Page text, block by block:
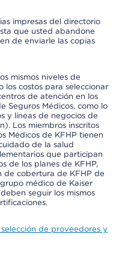
impresas del directorio
que usted abandone
de enviarle las copias
mismos niveles de
los costos para seleccionar
de atención en los
Seguros Médicos, como lo
y líneas de negocios de
Los miembros inscritos
Médicos de KFHP tienen
de la salud
que participan
de los planes de KFHP,
de cobertura de KFHP de
médico de Kaiser
seguir los mismos
de proveedores y